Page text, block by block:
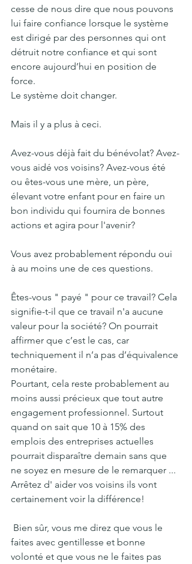
cesse de nous dire que nous pouvons
lui faire confiance lorsque le système
est dirigé par des personnes qui ont
détruit notre confiance et qui sont
encore aujourd’hui en position de
force.
Le système doit changer.
Mais il y a plus à ceci.
Avez-vous déjà fait du bénévolat? Avez-
vous aidé vos voisins? Avez-vous été
ou êtes-vous une mère, un père,
élevant votre enfant pour en faire un
bon individu qui fournira de bonnes
actions et agira pour l'avenir?
Vous avez probablement répondu oui
à au moins une de ces questions.
Êtes-vous " payé " pour ce travail? Cela
signifie-t-il que ce travail n'a aucune
valeur pour la société? On pourrait
affirmer que c’est le cas, car
techniquement il n’a pas d’équivalence
monétaire.
Pourtant, cela reste probablement au
moins aussi précieux que tout autre
engagement professionnel. Surtout
quand on sait que 10 à 15% des
emplois des entreprises actuelles
pourrait disparaître demain sans que
ne soyez en mesure de le remarquer ...
Arrêtez d' aider vos voisins ils vont
certainement voir la différence!
Bien sûr, vous me direz que vous le
faites avec gentillesse et bonne
volonté et que vous ne le faites pas